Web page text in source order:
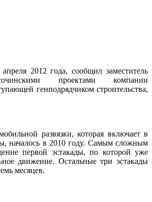
2012 года, сообщил заместитель
проектами компании
генподрядчиком строительства,
развязки, которая включает в
началось в 2010 году. Самым сложным
первой эстакады, по которой уже
движение. Остальные три эстакады
месяцев.